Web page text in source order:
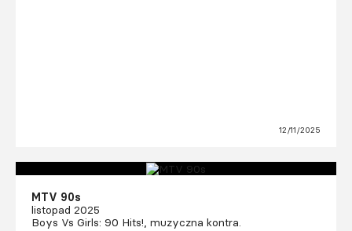
12/11/2025
MTV 90s
listopad 2025
Boys Vs Girls: 90 Hits!, muzyczna kontra.